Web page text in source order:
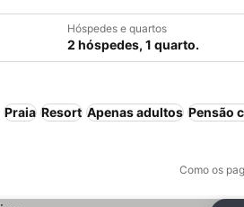
Hóspedes e quartos
2 hóspedes, 1 quarto.
Praia Resort Apenas adultos Pensão
Como os